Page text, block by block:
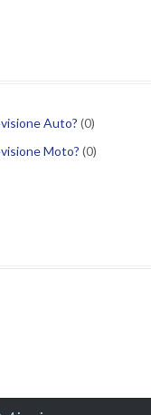
Auto? (0)
Moto? (0)